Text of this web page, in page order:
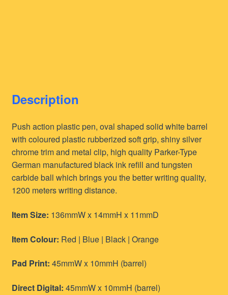
Description
Push action plastic pen, oval shaped solid white barrel
with coloured plastic rubberized soft grip, shiny silver
chrome trim and metal clip, high quality Parker-Type
German manufactured black ink refill and tungsten
carbide ball which brings you the better writing quality,
1200 meters writing distance.
Item Size: 136mmW x 14mmH x 11mmD
Item Colour: Red | Blue | Black | Orange
Pad Print: 45mmW x 10mmH (barrel)
Direct Digital: 45mmW x 10mmH (barrel)